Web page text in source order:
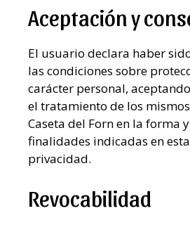
Aceptación y
El usuario declara haber
las condiciones sobre
carácter personal,
el tratamiento de los
Caseta del Forn en la forma
finalidades indicadas en
privacidad.
Revocabilidad